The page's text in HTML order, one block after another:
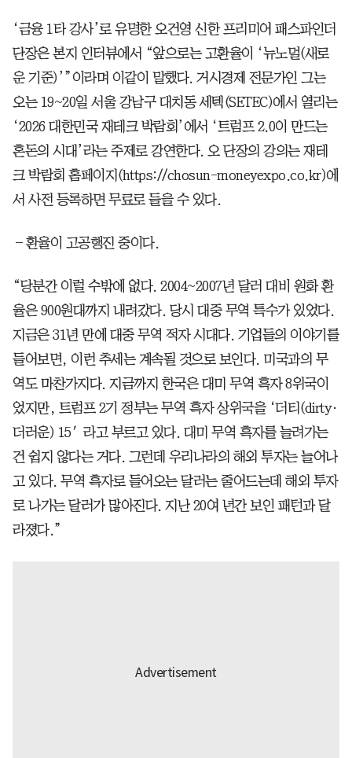
‘금융 1타 강사’로 유명한 오건영 신한 프리미어 패스파인더
단장은 본지 인터뷰에서 “앞으로는 고환율이 ‘뉴노멀(새로
운 기준)’”이라며 이같이 말했다. 거시경제 전문가인 그는
오는 19~20일 서울 강남구 대치동 세텍(SETEC)에서 열리는
‘2026 대한민국 재테크 박람회’에서 ‘트럼프 2.0이 만드는
혼돈의 시대’라는 주제로 강연한다. 오 단장의 강의는 재테
크 박람회 홈페이지(https://chosun-moneyexpo.co.kr)에
서 사전 등록하면 무료로 들을 수 있다.
―환율이 고공행진 중이다.
“당분간 이럴 수밖에 없다. 2004~2007년 달러 대비 원화 환
율은 900원대까지 내려갔다. 당시 대중 무역 특수가 있었다.
지금은 31년 만에 대중 무역 적자 시대다. 기업들의 이야기를
들어보면, 이런 추세는 계속될 것으로 보인다. 미국과의 무
역도 마찬가지다. 지금까지 한국은 대미 무역 흑자 8위국이
었지만, 트럼프 2기 정부는 무역 흑자 상위국을 ‘더티(dirty·
더러운) 15′라고 부르고 있다. 대미 무역 흑자를 늘려가는
건 쉽지 않다는 거다. 그런데 우리나라의 해외 투자는 늘어나
고 있다. 무역 흑자로 들어오는 달러는 줄어드는데 해외 투자
로 나가는 달러가 많아진다. 지난 20여 년간 보인 패턴과 달
라졌다.”